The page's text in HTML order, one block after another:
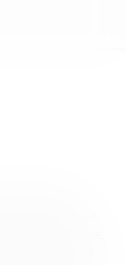
and a global
through 19
in Israel, France,
facilities in Brazil